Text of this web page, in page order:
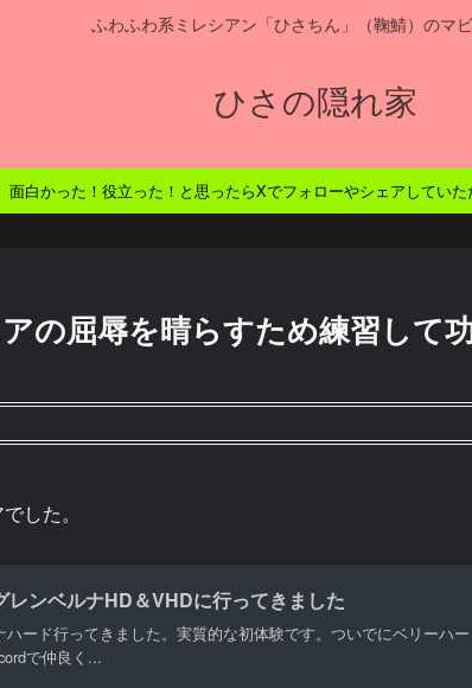
ふわふわ系ミレシアン「ひさちん」（鞠鯖）のマ
ひさの隠れ家
面白かった！役立った！と思ったらXでフォローやシェアしていた
の屈辱を晴らすため練習して
した。
レンベルナHD＆VHDに行ってきました
ハード行ってきました。実質的な初体験です。ついでにベリー
で仲良く...